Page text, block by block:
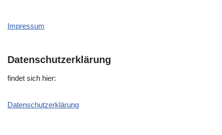
Impressum
Datenschutzerklärung
fin­det sich hier:
Daten­schutz­er­klä­rung